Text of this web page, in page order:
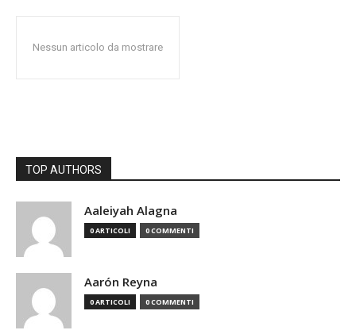
Nessun articolo da mostrare
TOP AUTHORS
Aaleiyah Alagna
0 ARTICOLI 0 COMMENTI
Aarón Reyna
0 ARTICOLI 0 COMMENTI